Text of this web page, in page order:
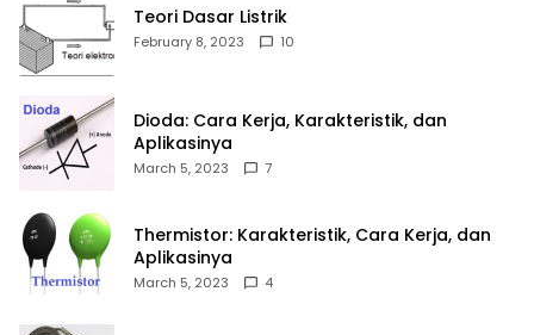
Teori Dasar Listrik
February 8, 2023 10
Dioda: Cara Kerja, Karakteristik, dan
Aplikasinya
March 5, 2023 7
Thermistor: Karakteristik, Cara Kerja, dan
Aplikasinya
March 5, 2023 4